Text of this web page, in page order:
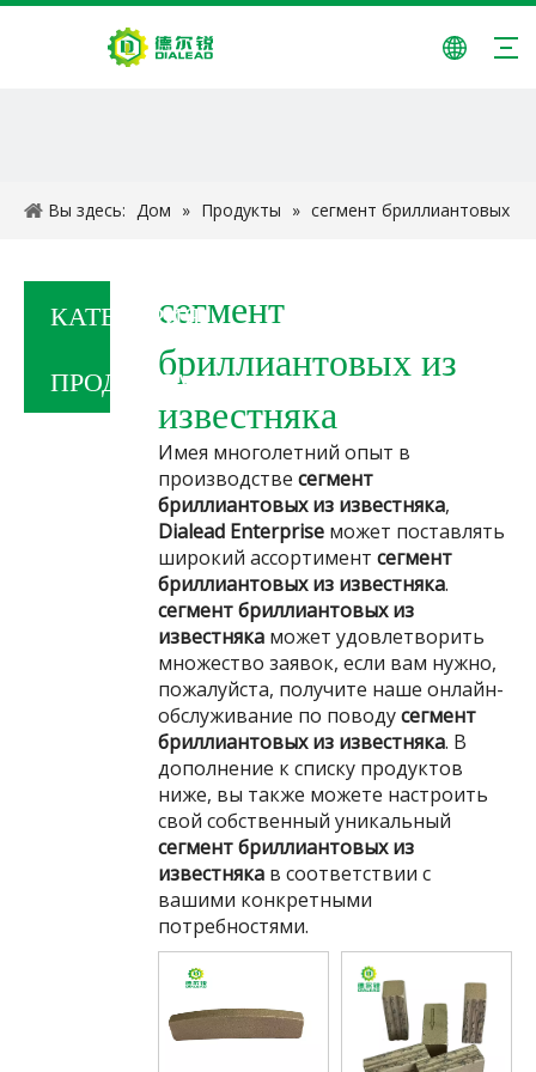
Вы здесь: Дом » Продукты » сегмент бриллиантовых
КАТЕГОРИЯ
ПРОДУКТА
сегмент
бриллиантовых из
известняка
Имея многолетний опыт в
производстве сегмент
бриллиантовых из известняка,
Dialead Enterprise может поставлять
широкий ассортимент сегмент
бриллиантовых из известняка.
сегмент бриллиантовых из
известняка может удовлетворить
множество заявок, если вам нужно,
пожалуйста, получите наше онлайн-
обслуживание по поводусегмент
бриллиантовых из известняка. В
дополнение к списку продуктов
ниже, вы также можете настроить
свой собственный уникальный
сегмент бриллиантовых из
известняка в соответствии с
вашими конкретными
потребностями.